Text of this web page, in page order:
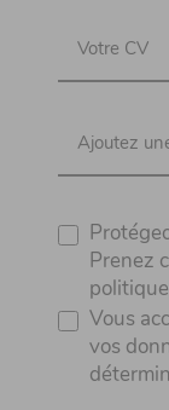
Votre CV
Ajoutez
Prenez
Vous
vos